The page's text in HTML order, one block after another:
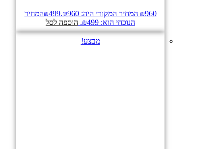
₪960 המחיר המקורי היה: ₪960. ₪499
המחיר
הנוכחי הוא: ₪499.
הוספה לסל
מבצע!